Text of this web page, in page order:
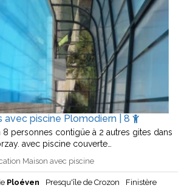
avec piscine Plomodiern | 8
8 personnes contigüe à 2 autres gites dans
avec piscine couverte…
Maison avec piscine
Ploéven Presqu'île de Crozon
Finistère